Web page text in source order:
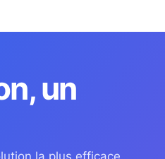
un
la plus efficace.